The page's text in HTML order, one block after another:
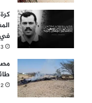
في
3 أغسطس، 2026
2 أغسطس، 2026